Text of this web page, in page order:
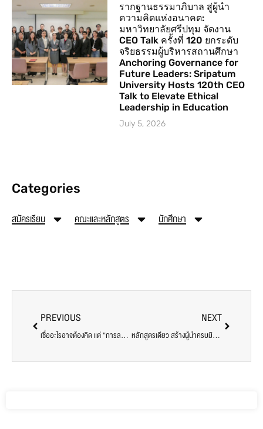
รากฐานธรรมาภิบาล สู่ผู้นำ
ความคิดแห่งอนาคต:
มหาวิทยาลัยศรีปทุม จัดงาน
CEO Talk ครั้งที่ 120 ยกระดับ
จริยธรรมผู้บริหารสถานศึกษา
Anchoring Governance for
Future Leaders: Sripatum
University Hosts 120th CEO
Talk to Elevate Ethical
Leadership in Education
July 5, 2026
Categories
สมัครเรียน คณะและหลักสูตร นักศึกษา
PREVIOUS
เชื่ออะไรอาจต้องคิด แต่ “การลงทุนกับตัวเอง” เชื่อได้เสมอ [ Think Before You Believe, But Trust in Investing in Yourself ] April Fool’s Day 2026
NEXT
หลักสูตรเดียว สร้างผู้นำครบมิติ กฎหมาย นโยบาย บริหาร [ One Program, Three Disciplines: Law, Policy & Leadership Excellence ]